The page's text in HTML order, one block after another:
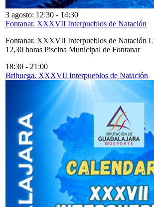
3 agosto: 12:30 - 14:30
Fontanar. XXXVII Interpueblos de Natación
Fontanar. XXXVII Interpueblos de Natación
12,30 horas Piscina Municipal de Fontanar
18:30 - 21:00
Brihuega. XXXVII Interpueblos de Natación